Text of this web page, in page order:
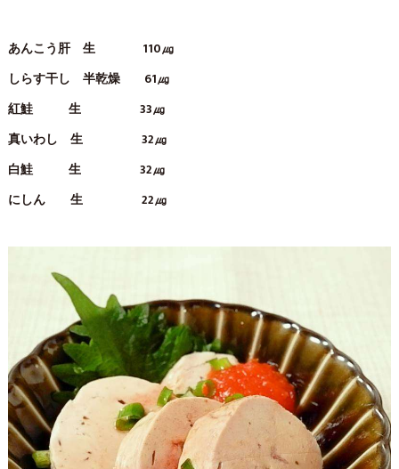
あんこう肝 生 110㎍
しらす干し 半乾燥 61㎍
紅鮭 生 33㎍
真いわし 生 32㎍
白鮭 生 32㎍
にしん 生 22㎍